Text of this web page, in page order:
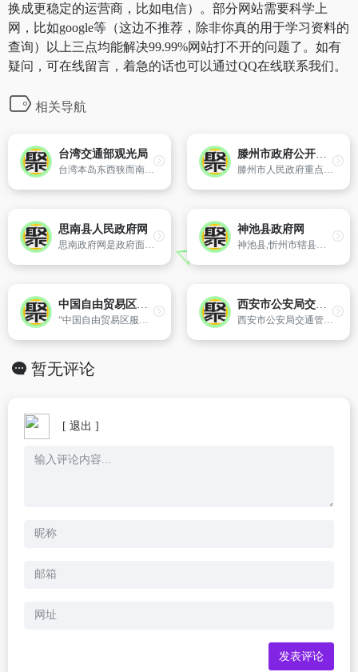
换成更稳定的运营商，比如电信）。部分网站需要科学上
网，比如google等（这边不推荐，除非你真的用于学习资料的
查询）以上三点均能解决99.99%网站打不开的问题了。如有
疑问，可在线留言，着急的话也可以通过QQ在线联系我们。
相关导航
台湾交通部观光局
台湾本岛东西狭而南北长,全岛有三分之二的面积分布着高山林地,其它部分则由丘陵、平台高地、海岸平原及盆地所构成,主要山脉皆为南北走向,中央山脉由北到南纵贯全岛,是台湾东、西部河川的分水岭；其西侧的玉山山脉,主峰接近4,000公尺,为东北亚第一高峰。
滕州市政府公开目录
滕州市人民政府重点信息公开内容
思南县人民政府网
思南政府网是政府面向社会的窗口,是公众与政府互动的渠道,是思南县与省、市,以及县域各部门、乡镇在互联网上发布政府信息和提供在线服务的综合平台。现开通新闻、公开、问政、服务、县情、旅游、招商、三农;八个一级栏目。
神池县政府网
神池县,忻州市辖县。地处晋西北黄土高原,地跨东经111?—112?18′,北纬38?56′—39?24′之间。始建于春秋时期,历史悠久,东北隔内长城与朔州为邻,东南和南部分别与宁武县为界,西与五寨县毗连,北与偏关县的大部分和平鲁县的部分接壤。
中国自由贸易区服务网
“中国自由贸易区服务网”业务主管部门为商务部国际经贸关系司,技术支持单位为中国国际电子商务中心（CIECC）。作为公众商务信息服务网站,“中国自由贸易区服务网”的主旨和功能是向公众提供我国自贸区建设情况,供国内外企业和消费者了解和查询我国自贸区发展带来的各种贸易、投资优惠和便利,推动社会各界对自
西安市公安局交通管理局
西安市公安局交通管理局 官方网站
暂无评论
[ 退出 ]